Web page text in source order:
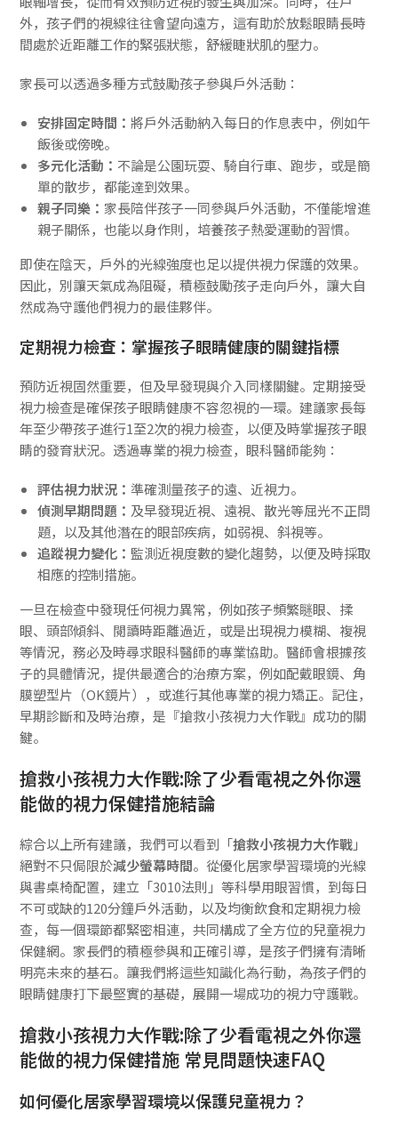
外，孩子們的視線往往會望向遠方，這有助於放鬆眼睛長時
間處於近距離工作的緊張狀態，舒緩睫狀肌的壓力。
家長可以透過多種方式鼓勵孩子參與戶外活動：
安排固定時間：將戶外活動納入每日的作息表中，例如午
飯後或傍晚。
多元化活動： 不論是公園玩耍、騎自行車、跑步，或是簡
單的散步，都能達到效果。
親子同樂： 家長陪伴孩子一同參與戶外活動，不僅能增進
親子關係，也能以身作則，培養孩子熱愛運動的習慣。
即使在陰天，戶外的光線強度也足以提供視力保護的效果。
因此，別讓天氣成為阻礙，積極鼓勵孩子走向戶外，讓大自
然成為守護他們視力的最佳夥伴。
定期視力檢查：掌握孩子眼睛健康的關鍵指標
預防近視固然重要，但及早發現與介入同樣關鍵。定期接受
視力檢查是確保孩子眼睛健康不容忽視的一環。建議家長每
年至少帶孩子進行1至2次的視力檢查，以便及時掌握孩子眼
睛的發育狀況。透過專業的視力檢查，眼科醫師能夠：
評估視力狀況：準確測量孩子的遠、近視力。
偵測早期問題： 及早發現近視、遠視、散光等屈光不正問
題，以及其他潛在的眼部疾病，如弱視、斜視等。
追蹤視力變化：監測近視度數的變化趨勢，以便及時採取
相應的控制措施。
一旦在檢查中發現任何視力異常，例如孩子頻繁瞇眼、揉
眼、頭部傾斜、閱讀時距離過近，或是出現視力模糊、複視
等情況，務必及時尋求眼科醫師的專業協助。醫師會根據孩
子的具體情況，提供最適合的治療方案，例如配戴眼鏡、角
膜塑型片（OK鏡片），或進行其他專業的視力矯正。記住，
早期診斷和及時治療，是『搶救小孩視力大作戰』成功的關
鍵。
搶救小孩視力大作戰:除了少看電視之外你還
能做的視力保健措施結論
綜合以上所有建議，我們可以看到「搶救小孩視力大作戰」
絕對不只侷限於減少螢幕時間。從優化居家學習環境的光線
與書桌椅配置，建立「3010法則」等科學用眼習慣，到每日
不可或缺的120分鐘戶外活動，以及均衡飲食和定期視力檢
查，每一個環節都緊密相連，共同構成了全方位的兒童視力
保健網。家長們的積極參與和正確引導，是孩子們擁有清晰
明亮未來的基石。讓我們將這些知識化為行動，為孩子們的
眼睛健康打下最堅實的基礎，展開一場成功的視力守護戰。
搶救小孩視力大作戰:除了少看電視之外你還
能做的視力保健措施 常見問題快速FAQ
如何優化居家學習環境以保護兒童視力？